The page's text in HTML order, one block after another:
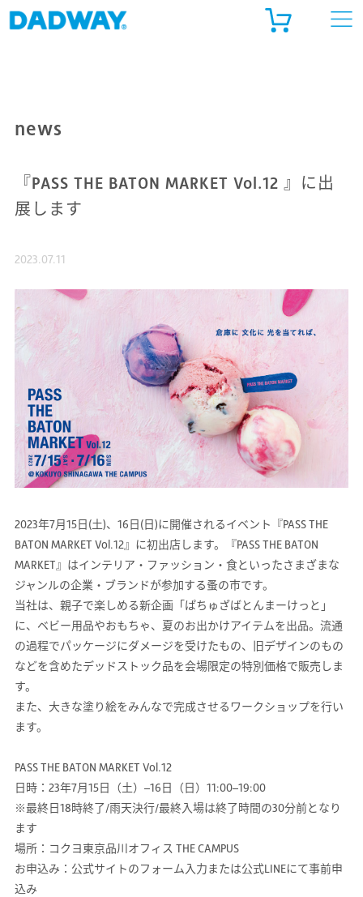
news
『PASS THE BATON MARKET Vol.12 』に出
展します
2023.07.11
2023年7月15日(土)、16日(日)に開催されるイベント『PASS THE
BATON MARKET Vol.12』に初出店します。『PASS THE BATON
MARKET』はインテリア・ファッション・食といったさまざまな
ジャンルの企業・ブランドが参加する蚤の市です。
当社は、親子で楽しめる新企画「ぱちゅざばとんまーけっと」
に、ベビー用品やおもちゃ、夏のお出かけアイテムを出品。流通
の過程でパッケージにダメージを受けたもの、旧デザインのもの
などを含めたデッドストック品を会場限定の特別価格で販売しま
す。
また、大きな塗り絵をみんなで完成させるワークショップを行い
ます。
PASS THE BATON MARKET Vol.12
日時：23年7月15日（土）–16日（日）11:00–19:00
※最終日18時終了/雨天決行/最終入場は終了時間の30分前となり
ます
場所：コクヨ東京品川オフィス THE CAMPUS
お申込み：公式サイトのフォーム入力または公式LINEにて事前申
込み